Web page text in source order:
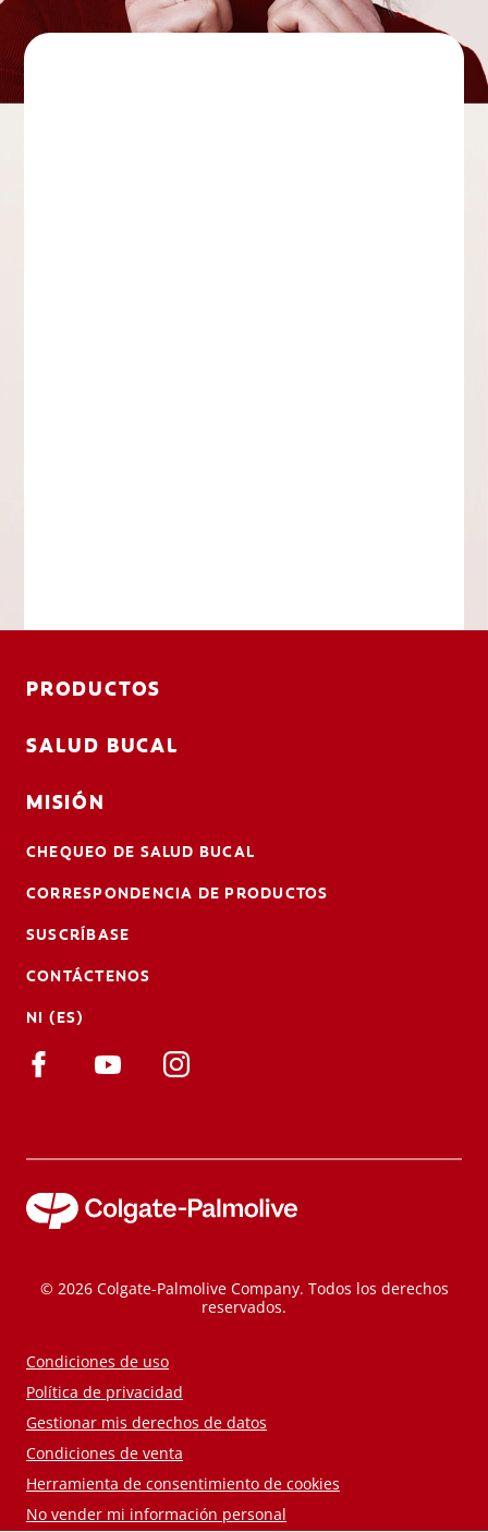
PRODUCTOS
SALUD BUCAL
MISIÓN
CHEQUEO DE SALUD BUCAL
CORRESPONDENCIA DE PRODUCTOS
SUSCRÍBASE
CONTÁCTENOS
NI (ES)
© 2026 Colgate-Palmolive Company. Todos los derechos
reservados.
Condiciones de uso
Política de privacidad
Gestionar mis derechos de datos
Condiciones de venta
Herramienta de consentimiento de cookies
No vender mi información personal